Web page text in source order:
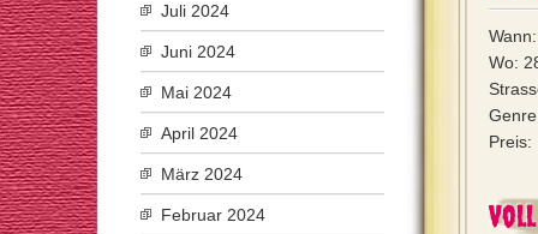
Wo:
Preis:
Juli 2024
Juni 2024
Mai 2024
April 2024
März 2024
Februar 2024